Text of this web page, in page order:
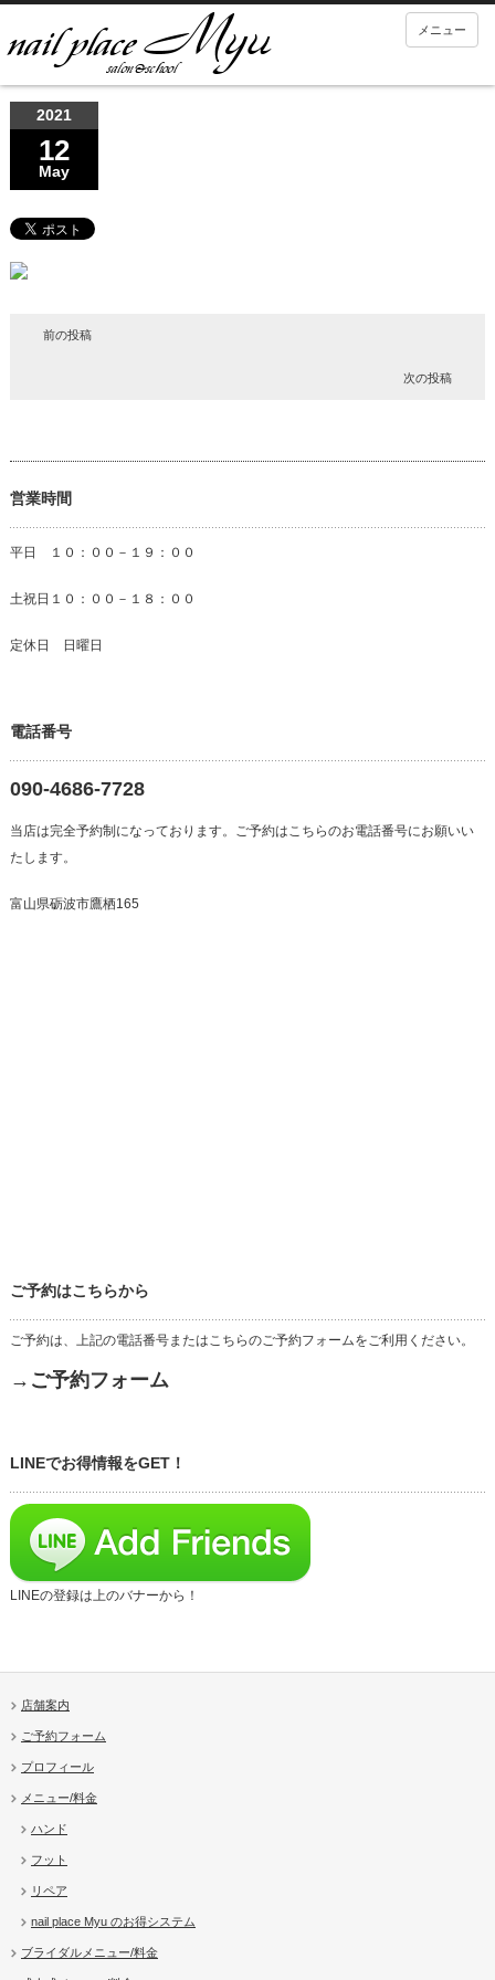
メニュー
2021
12
May
前の投稿
次の投稿
営業時間
平日 １０：００－１９：００
土祝日１０：００－１８：００
定休日 日曜日
電話番号
090-4686-7728
当店は完全予約制になっております。ご予約はこちらのお電話番号にお願いい
たします。
富山県砺波市鷹栖165
ご予約はこちらから
ご予約は、上記の電話番号またはこちらのご予約フォームをご利用ください。
→ご予約フォーム
LINEでお得情報をGET！
LINEの登録は上のバナーから！
店舗案内
ご予約フォーム
プロフィール
メニュー/料金
ハンド
フット
リペア
nail place Myu のお得システム
ブライダルメニュー/料金